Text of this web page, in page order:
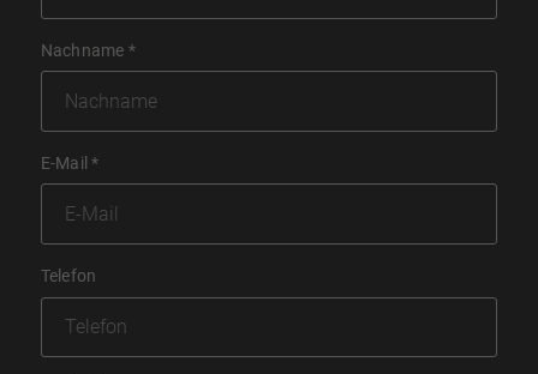
Nachname *
E-Mail*
Telefon